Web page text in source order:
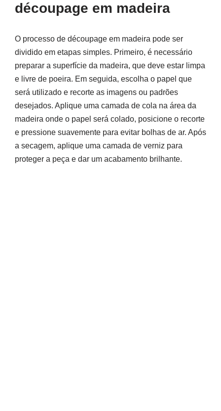
découpage em madeira
O processo de découpage em madeira pode ser
dividido em etapas simples. Primeiro, é necessário
preparar a superfície da madeira, que deve estar limpa
e livre de poeira. Em seguida, escolha o papel que
será utilizado e recorte as imagens ou padrões
desejados. Aplique uma camada de cola na área da
madeira onde o papel será colado, posicione o recorte
e pressione suavemente para evitar bolhas de ar. Após
a secagem, aplique uma camada de verniz para
proteger a peça e dar um acabamento brilhante.